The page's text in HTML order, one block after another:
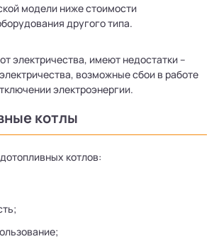
модели ниже стоимости
другого типа.
электричества, имеют недостатки –
возможные сбои в работе
электроэнергии.
котлы
котлов: